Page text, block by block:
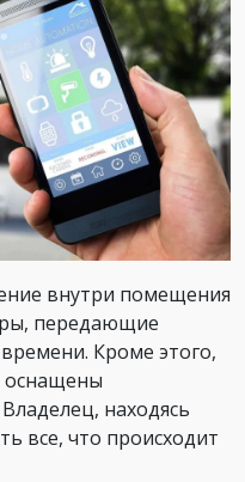
внутри помещения
передающие
Кроме этого,
оснащены
находясь
все, что происходит